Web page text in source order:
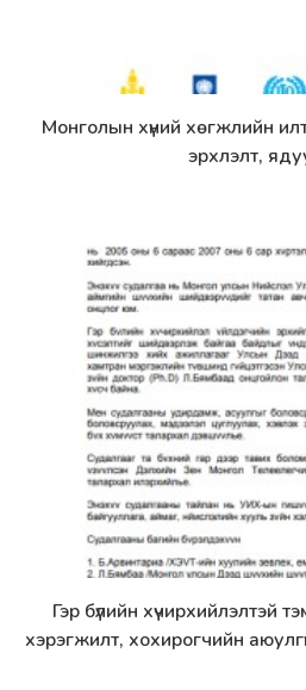
Дэлгэрэнгүй
Монголын хүний хөгжлийн
эрхлэлт,
Дэлгэрэнгүй
Гэр бүлийн хүчирхийлэлтэй
хэрэгжилт, хохирогчийн